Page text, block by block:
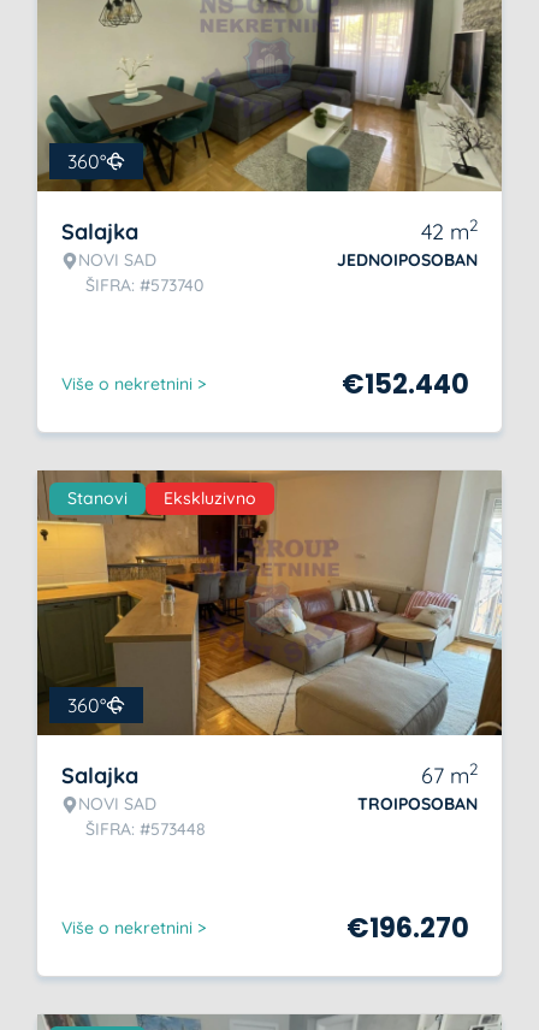
360°
Salajka
NOVI SAD
ŠIFRA: #573740
42 m2
JEDNOIPOSOBAN
Više o nekretnini > €152.440
Stanovi Ekskluzivno
360°
Salajka
NOVI SAD
ŠIFRA: #573448
67 m2
TROIPOSOBAN
Više o nekretnini > €196.270